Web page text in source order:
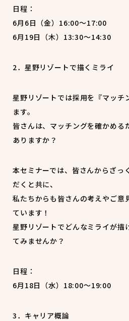
日程：
6月6日（金）16:00～17:00
6月19日（木）13:30～14:30
2．星野リゾートで描くミライ
星野リゾートでは採用を『マッチ
ます。
皆さんは、マッチングを確かめる
ありますか？
本セミナーでは、皆さんからざっ
だくと共に、
私たちからも皆さんの考えやご意
ています！
星野リゾートでどんなミライが描
てみませんか？
日程：
6月18日（水）18:00～19:00
3．キャリア概論